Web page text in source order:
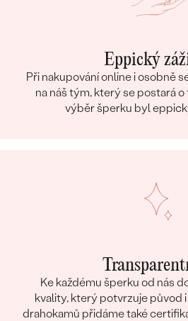
Eppický
Při nakupování online i osobně
na náš tým, který se postará
výběr šperku byl
Ke každému šperku od nás
kvality, který potvrzuje původ
drahokamů přidáme také